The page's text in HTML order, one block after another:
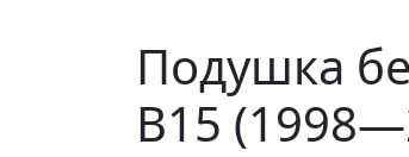
Подушка
B15